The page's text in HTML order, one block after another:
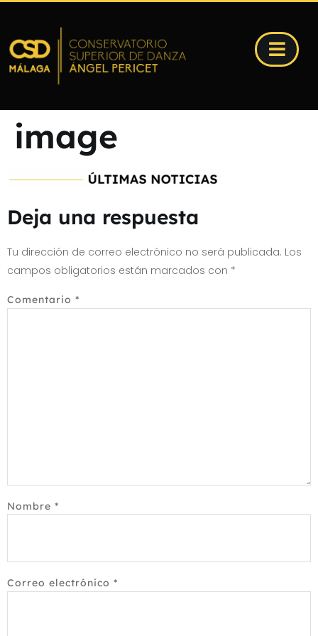
image
Deja una respuesta
Tu dirección de correo electrónico no será publicada. Los
campos obligatorios están marcados con *
Comentario *
Nombre *
Correo electrónico *